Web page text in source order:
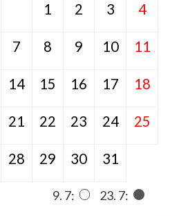
1 2 3 4
7 8 9 10 11
14 15 16 17 18
21 22 23 24 25
28 29 30 31
9. 7: 23. 7: